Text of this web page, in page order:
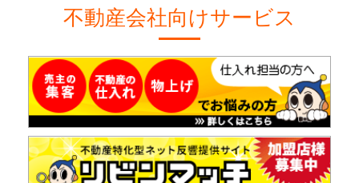
不動産会社向けサービス